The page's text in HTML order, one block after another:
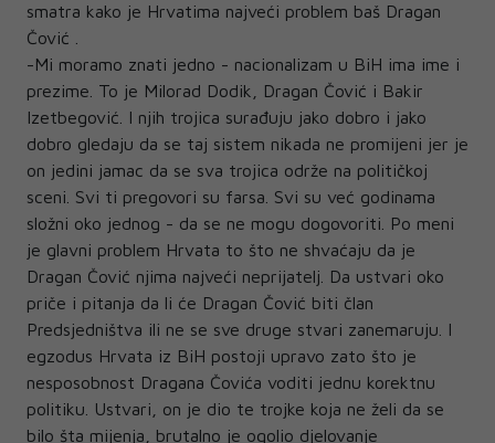
smatra kako je Hrvatima najveći problem baš Dragan
Čović .
-Mi moramo znati jedno - nacionalizam u BiH ima ime i
prezime. To je Milorad Dodik, Dragan Čović i Bakir
Izetbegović. I njih trojica surađuju jako dobro i jako
dobro gledaju da se taj sistem nikada ne promijeni jer je
on jedini jamac da se sva trojica održe na političkoj
sceni. Svi ti pregovori su farsa. Svi su već godinama
složni oko jednog - da se ne mogu dogovoriti. Po meni
je glavni problem Hrvata to što ne shvaćaju da je
Dragan Čović njima najveći neprijatelj. Da ustvari oko
priče i pitanja da li će Dragan Čović biti član
Predsjedništva ili ne se sve druge stvari zanemaruju. I
egzodus Hrvata iz BiH postoji upravo zato što je
nesposobnost Dragana Čovića voditi jednu korektnu
politiku. Ustvari, on je dio te trojke koja ne želi da se
bilo šta mijenja, brutalno je ogolio djelovanje